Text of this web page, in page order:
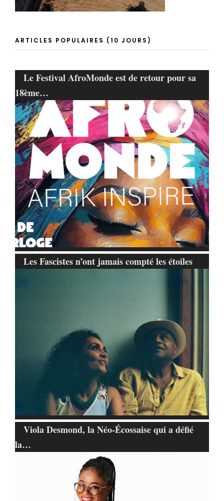
ARTICLES POPULAIRES (10 JOURS)
Le Festival AfroMonde est de retour pour sa
18ème…
Les Fascistes n’ont jamais compté les étoiles
Viola Desmond, la Néo-Écossaise qui a défié
la…